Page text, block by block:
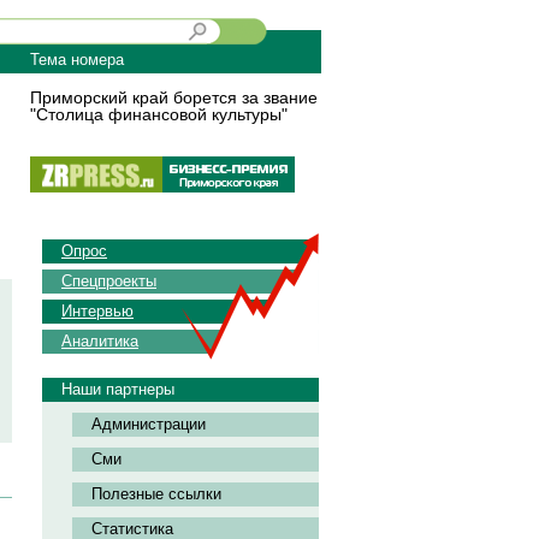
Тема номера
Приморский край борется за звание
"Столица финансовой культуры"
Опрос
Спецпроекты
Интервью
Аналитика
Наши партнеры
Администрации
Сми
Полезные ссылки
Статистика